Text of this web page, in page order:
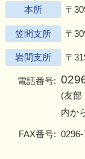
本所 〒
笠間支所 〒
岩間支所 〒
電話番号:
(友部
内か
FAX番号: